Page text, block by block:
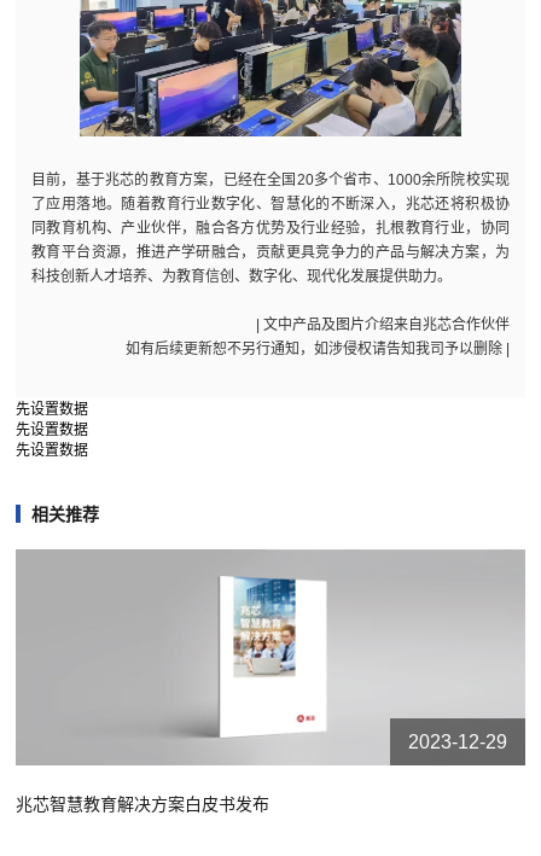
目前，基于兆芯的教育方案，已经在全国20多个省市、1000余所院校实现
了应用落地。随着教育行业数字化、智慧化的不断深入，兆芯还将积极协
同教育机构、产业伙伴，融合各方优势及行业经验，扎根教育行业，协同
教育平台资源，推进产学研融合，贡献更具竞争力的产品与解决方案，为
科技创新人才培养、为教育信创、数字化、现代化发展提供助力。
| 文中产品及图片介绍来自兆芯合作伙伴
如有后续更新恕不另行通知，如涉侵权请告知我司予以删除 |
先设置数据
先设置数据
先设置数据
相关推荐
2023-12-29
兆芯智慧教育解决方案白皮书发布